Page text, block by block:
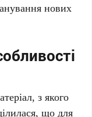
нових
з якого
що для